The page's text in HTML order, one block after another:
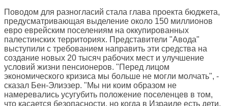
Поводом для разногласий стала глава проекта бюджета,
предусматривающая выделение около 150 миллионов
евро еврейским поселениям на оккупированных
палестинских территориях. Представители "Авода"
выступили с требованием направить эти средства на
создание новых 20 тысяч рабочих мест и улучшение
условий жизни пенсионеров. "Перед лицом
экономического кризиса мы больше не могли молчать", -
сказал Бен-Элиэзер. "Мы ни коим образом не
намеревались усугубить положение поселенцев в том,
что касается безопасности, но когда в Израиле есть дети,